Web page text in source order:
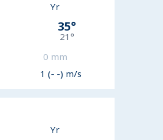
Yr
35°
21 °
0 mm
1 (- -) m/s
Yr